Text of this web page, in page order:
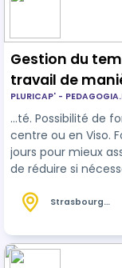
Gestion du
travail de
PLURICAP' -
…té. Possibilité de
centre ou en Viso.
jours pour mieux
de réduire si
temps au
Strasbourg